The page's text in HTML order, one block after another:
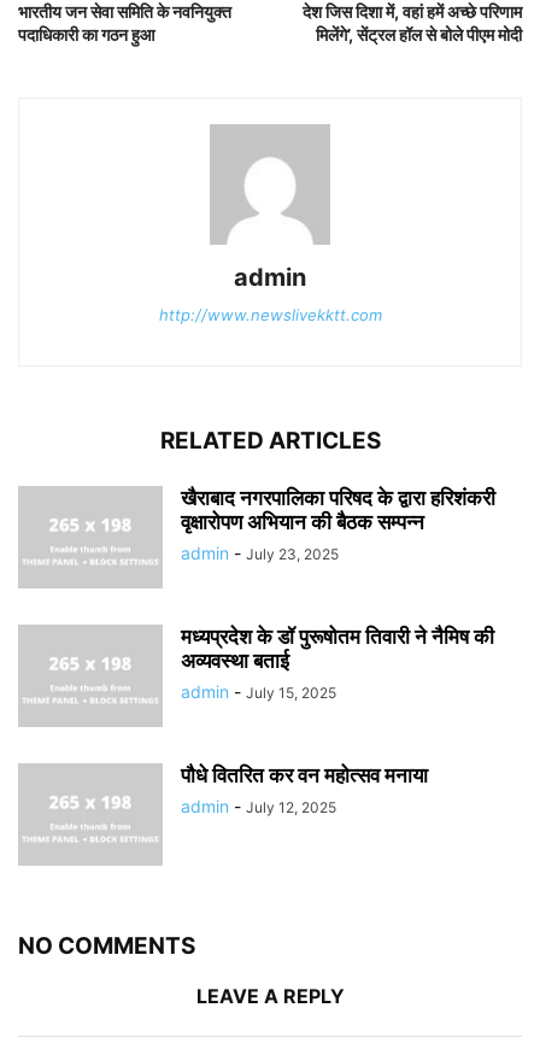
भारतीय जन सेवा समिति के नवनियुक्त
पदाधिकारी का गठन हुआ
देश जिस दिशा में, वहां हमें अच्छे परिणाम
मिलेंगे’, सेंट्रल हॉल से बोले पीएम मोदी
admin
http://www.newslivekktt.com
RELATED ARTICLES
खैराबाद नगरपालिका परिषद के द्वारा हरिशंकरी
वृक्षारोपण अभियान की बैठक सम्पन्न
admin - July 23, 2025
मध्यप्रदेश के डॉ पुरूषोतम तिवारी ने नैमिष की
अव्यवस्था बताई
admin - July 15, 2025
पौधे वितरित कर वन महोत्सव मनाया
admin - July 12, 2025
NO COMMENTS
LEAVE A REPLY